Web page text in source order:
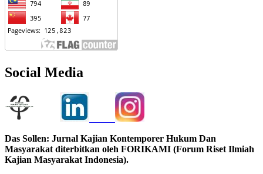
Social Media
Das Sollen: Jurnal Kajian Kontemporer Hukum Dan
Masyarakat diterbitkan oleh FORIKAMI (Forum Riset Ilmiah
Kajian Masyarakat Indonesia).